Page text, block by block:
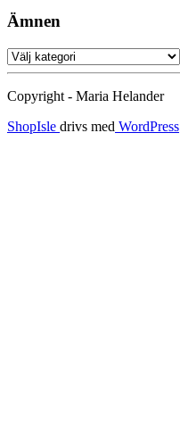
Ämnen
Ämnen
Copyright - Maria Helander
ShopIsle drivs med WordPress